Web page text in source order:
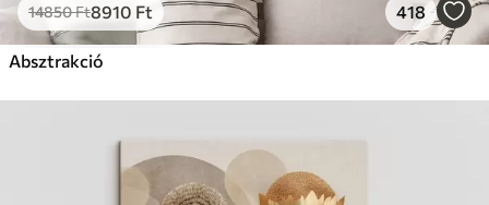
14850Ft8910 Ft 418
Absztrakció